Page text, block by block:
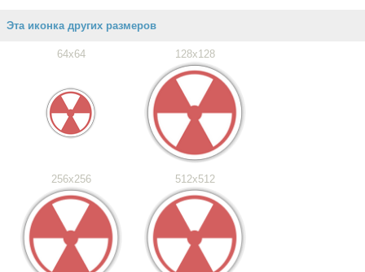
Эта иконка других размеров
64x64 128x128
256x256 512x512